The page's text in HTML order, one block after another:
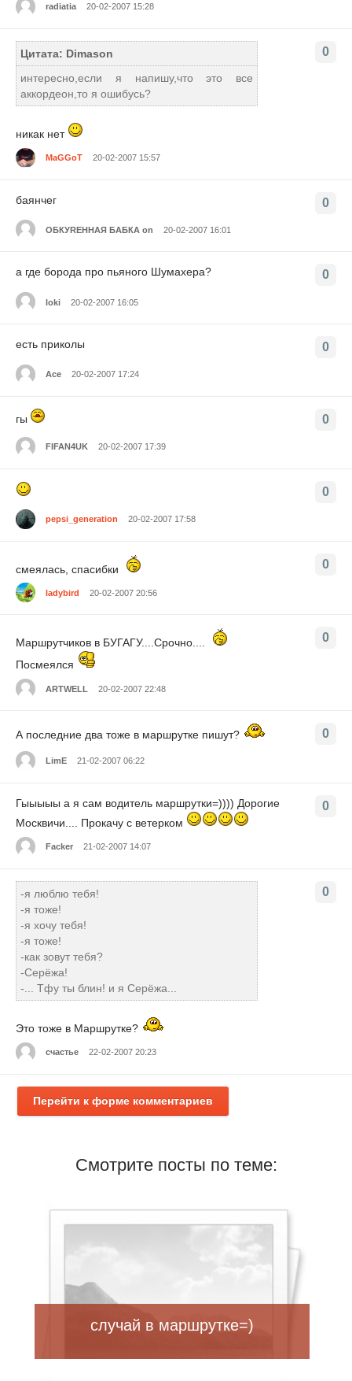
radiatia 20-02-2007 15:28
0
Цитата: Dimason
интересно,если я напишу,что это все
аккордеон,то я ошибусь?
никак нет
MaGGoT 20-02-2007 15:57
0
баянчег
ОБКУRЕННАЯ БАБКА on 20-02-2007 16:01
0
а где борода про пьяного Шумахера?
loki 20-02-2007 16:05
0
есть приколы
Ace 20-02-2007 17:24
0
гы
FIFAN4UK 20-02-2007 17:39
0
pepsi_generation 20-02-2007 17:58
0
смеялась, спасибки
ladybird 20-02-2007 20:56
0
Маршрутчиков в БУГАГУ....Срочно....
Посмеялся
ARTWELL 20-02-2007 22:48
0
А последние два тоже в маршрутке пишут?
LimE 21-02-2007 06:22
0
Гыыыыы а я сам водитель маршрутки=)))) Дорогие
Москвичи.... Прокачу с ветерком
Facker 21-02-2007 14:07
0
-я люблю тебя!
-я тоже!
-я хочу тебя!
-я тоже!
-как зовут тебя?
-Серёжа!
-... Тфу ты блин! и я Серёжа...
Это тоже в Маршрутке?
счастье 22-02-2007 20:23
Перейти к форме комментариев
Смотрите посты по теме:
случай в маршрутке=)